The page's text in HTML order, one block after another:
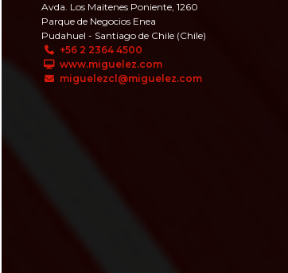
Avda. Los Maitenes Poniente, 1260
Parque de Negocios Enea
Pudahuel - Santiago de Chile (Chile)
+56 2 2364 4500
www.miguelez.com
miguelezcl@miguelez.com